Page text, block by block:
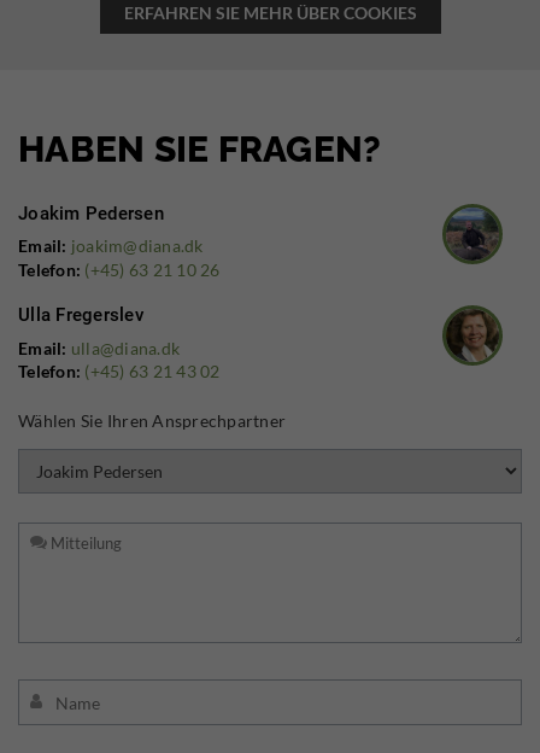
ERFAHREN SIE MEHR ÜBER COOKIES
HABEN SIE FRAGEN?
Joakim Pedersen
Email: joakim@diana.dk
Telefon: (+45) 63 21 10 26
Ulla Fregerslev
Email: ulla@diana.dk
Telefon: (+45) 63 21 43 02
Wählen Sie Ihren Ansprechpartner